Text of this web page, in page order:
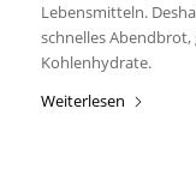
Lebensmitteln.
schnelles Abendbrot,
Kohlenhydrate.
Weiterlesen